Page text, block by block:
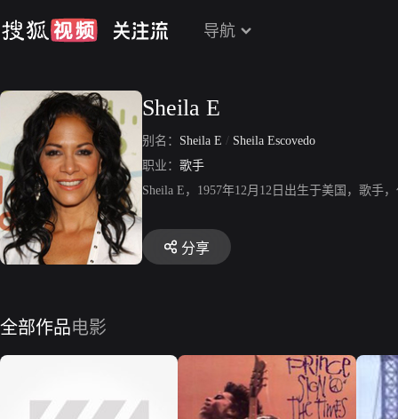
导航
Sheila E
别名： Sheila E / Sheila Escovedo
职业： 歌手
Sheila E，1957年12月12日出生于美国，歌手
分享
全部作品电影